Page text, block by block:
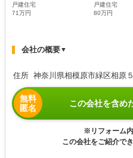
戸建住宅
71万円
戸建住宅
80万円
会社の概要▼
住所 神奈川県相模原市緑区相原
無料
匿名
この会社を含め
※リフォーム内
この会社をご紹介で